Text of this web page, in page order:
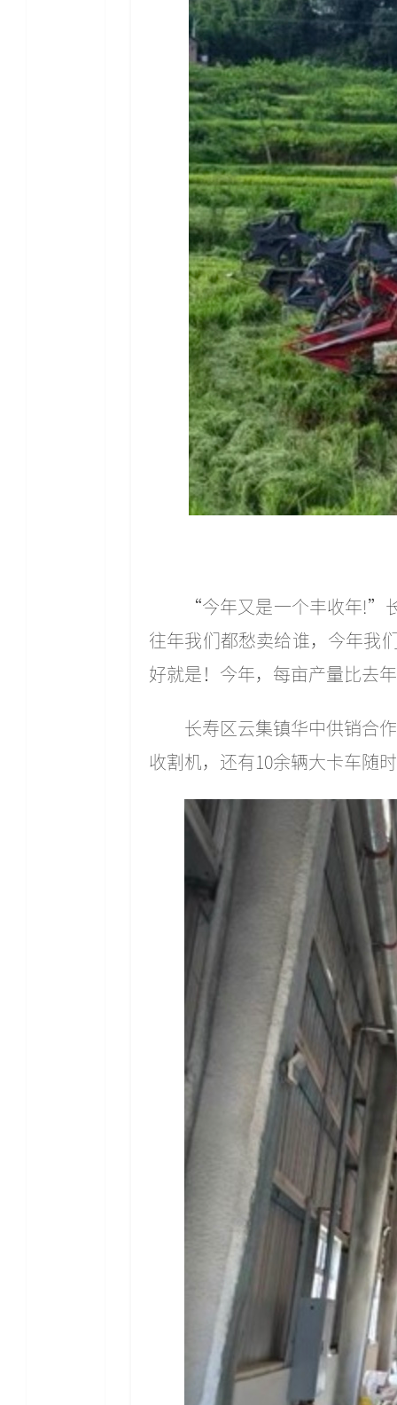
“今年又是一个丰收年!”
往年我们都愁卖给谁，今年我
好就是！今年，每亩产量比去
长寿区云集镇华中供销合
收割机，还有10余辆大卡车随